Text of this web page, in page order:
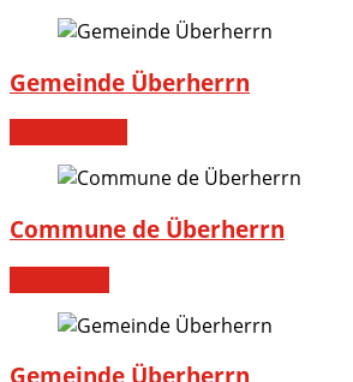
Gemeinde Überherrn
Commune de Überherrn
Gemeinde Überherrn